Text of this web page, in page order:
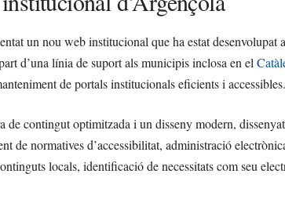
un nou web institucional que ha estat desenvolupat
d’una línia de suport als municipis inclosa en el
de portals institucionals eficients i accessibles.
de contingut optimitzada i un disseny modern,
de normatives d’accessibilitat, administració
locals, identificació de necessitats com seu